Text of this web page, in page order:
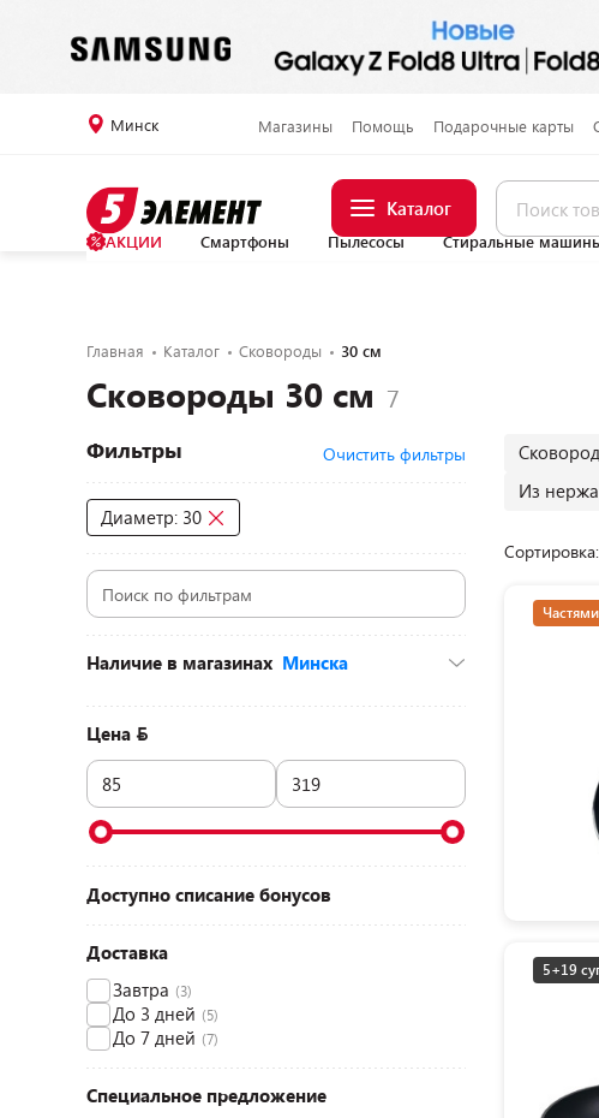
Минск Магазины Помощь Подарочные карты
Каталог
АКЦИИ Смартфоны Пылесосы Стиральные
Главная Каталог Сковороды 30 см
Сковороды 30 см
Фильтры Очистить фильтры
Диаметр: 30
Наличие в магазинах Минска
ул. Мстиславца, 11 (ТЦ «Dana Mall», 3
этаж)
ул. Корженевского, 26 (ТЦ «Корона», 1
этаж)
д. Боровая, 7а (ТЦ «Боро», 1 этаж)
ул. Притыцкого, 156 (ТЦ «GreenCity», 2
этаж) (2)
д. Боровая, 74а (ТЦ «Экспобел») (1)
пр-т Победителей, 9 (ТРЦ «Галерея
Минск», 4 этаж)
Цена
Доступно списание бонусов
Доставка
Завтра (3)
До 3 дней (5)
До 7 дней (7)
Специальное предложение
Из
Сортировка:
5+19